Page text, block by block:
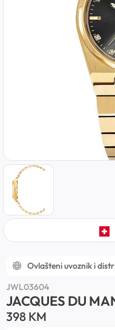
Ovlašteni uvoznik i
JWL03604
JACQUES DU
398 KM